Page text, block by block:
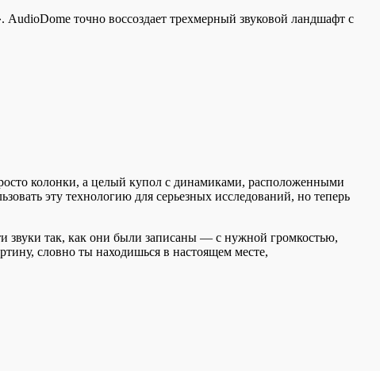
AudioDome точно воссоздает трехмерный звуковой ландшафт с
колонки, а целый купол с динамиками, расположенными
эту технологию для серьезных исследований, но теперь
звуки так, как они были записаны — с нужной громкостью,
словно ты находишься в настоящем месте,